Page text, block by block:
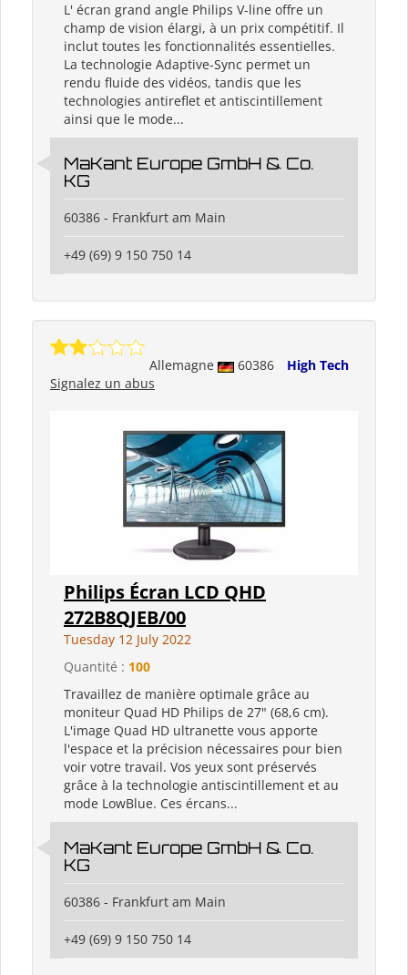
L' écran grand angle Philips V-line offre un
champ de vision élargi, à un prix compétitif. Il
inclut toutes les fonctionnalités essentielles.
La technologie Adaptive-Sync permet un
rendu fluide des vidéos, tandis que les
technologies antireflet et antiscintillement
ainsi que le mode...
MaKant Europe GmbH & Co.
KG
60386 - Frankfurt am Main
+49 (69) 9 150 750 14
Allemagne 60386
High Tech
Signalez un abus
Philips Écran LCD QHD
272B8QJEB/00
Tuesday 12 July 2022
Quantité : 100
Travaillez de manière optimale grâce au
moniteur Quad HD Philips de 27" (68,6 cm).
L'image Quad HD ultranette vous apporte
l'espace et la précision nécessaires pour bien
voir votre travail. Vos yeux sont préservés
grâce à la technologie antiscintillement et au
mode LowBlue. Ces ércans...
MaKant Europe GmbH & Co.
KG
60386 - Frankfurt am Main
+49 (69) 9 150 750 14